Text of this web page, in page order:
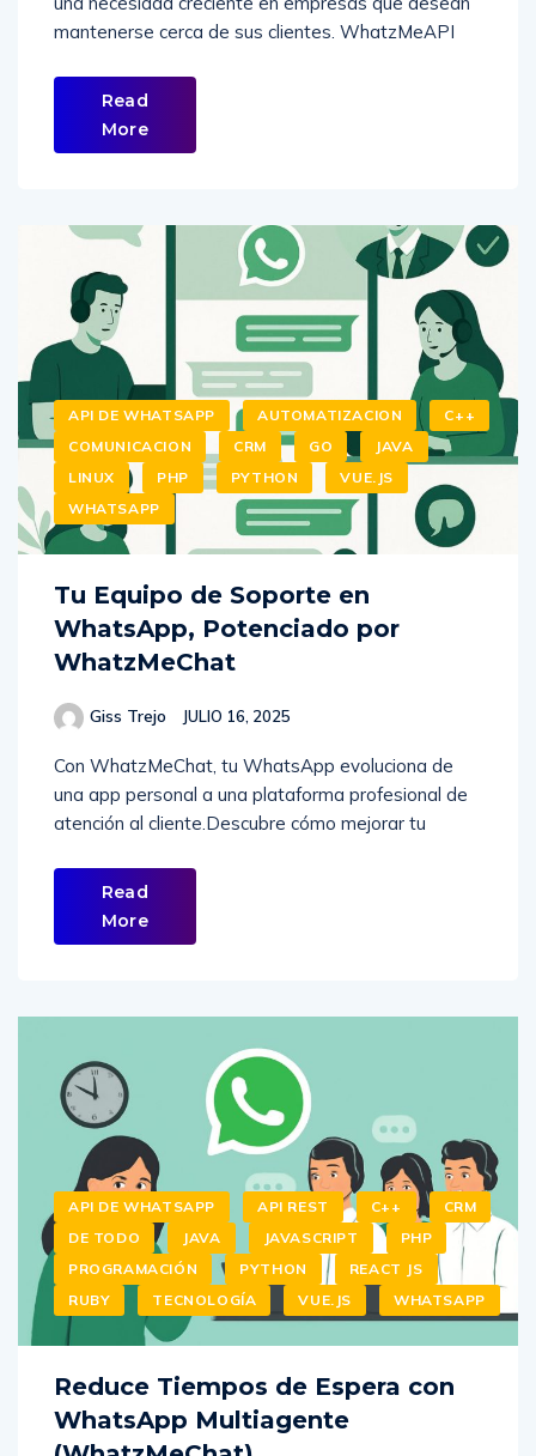
mantenerse cerca de sus clientes. WhatzMeAPI
Read
More
API DE WHATSAPP AUTOMATIZACION
C++
COMUNICACION
CRM GO
JAVA
LINUX
PHP PYTHON
VUE.JS
WHATSAPP
Tu Equipo de Soporte en
WhatsApp, Potenciado por
WhatzMeChat
Giss Trejo JULIO 16, 2025
Con WhatzMeChat, tu WhatsApp evoluciona de
una app personal a una plataforma profesional de
atención al cliente.Descubre cómo mejorar tu
Read
More
API DE WHATSAPP API REST C++
CRM
DE TODO
JAVA JAVASCRIPT
PHP
PROGRAMACIÓN
PYTHON
REACT JS
RUBY
TECNOLOGÍA VUE.JS WHATSAPP
Reduce Tiempos de Espera con
WhatsApp Multiagente